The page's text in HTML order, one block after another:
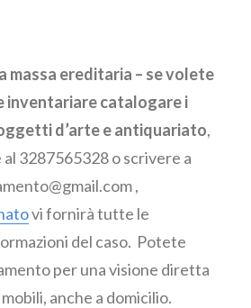
massa ereditaria – se volete
inventariare catalogare i
d’arte e antiquariato,
3287565328 o scrivere a
,
vi fornirà tutte le
del caso. Potete
per una visione diretta
anche a domicilio.